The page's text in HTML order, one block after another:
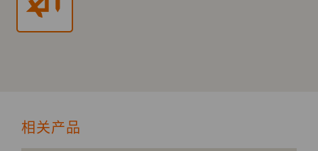
相关产品